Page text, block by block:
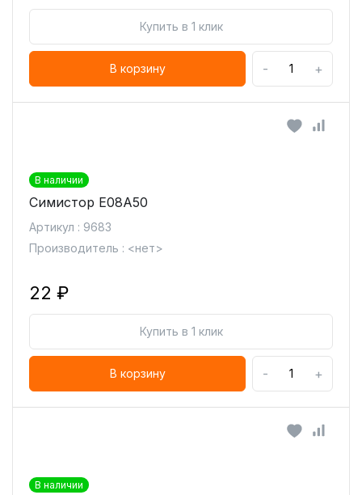
Купить в 1 клик
В корзину - +
В наличии
Симистор E08A50
Артикул : 9683
Производитель : <нет>
22 ₽
Купить в 1 клик
В корзину - +
В наличии